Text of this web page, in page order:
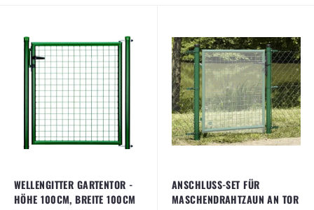
ARTIKEL ANSEHEN
WELLENGITTER GARTENTOR -
HÖHE 100CM, BREITE 100CM
ANSCHLUSS-SET FÜR
MASCHENDRAHTZAUN AN TOR